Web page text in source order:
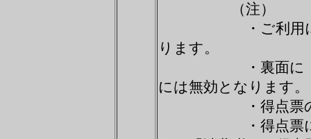
（注）
・ご利用になれ
ります。
・裏面に「キャ
には無効となります。
・得点票の有
・得点票には、